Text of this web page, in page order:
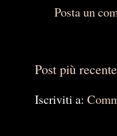
Posta un
Post più recente
Iscriviti a: